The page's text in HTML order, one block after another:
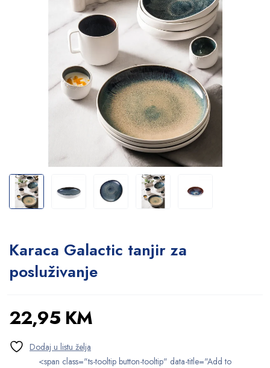
Karaca Galactic tanjir za
posluživanje
22,95 KM
<span class="ts-tooltip button-tooltip" data-title="Add to